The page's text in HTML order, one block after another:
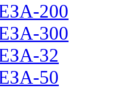
200
300
32
50